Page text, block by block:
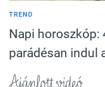
TREND
Napi horoszkóp:
parádésan indul
Ajánlott videó